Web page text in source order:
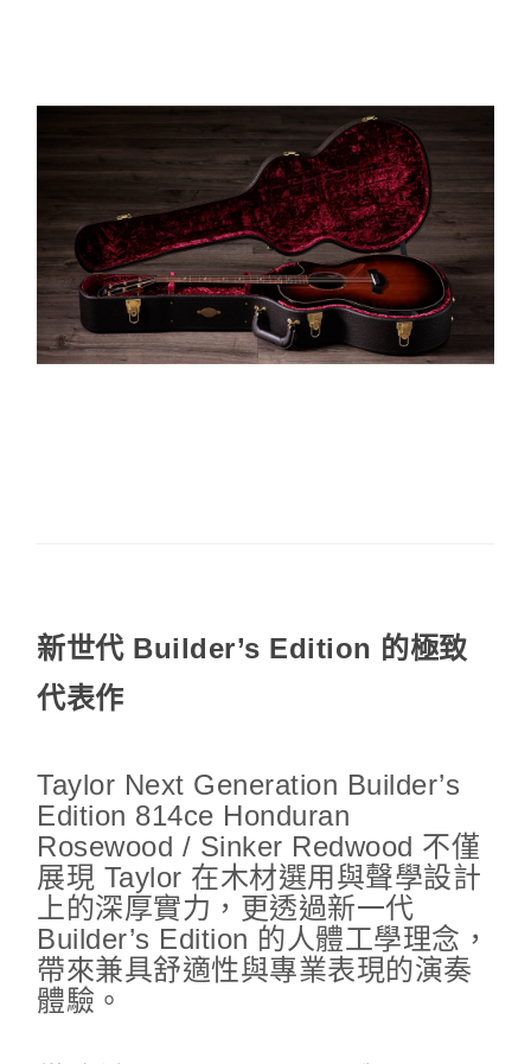
新世代 Builder’s Edition 的極致
代表作
Taylor Next Generation Builder’s
Edition 814ce Honduran
Rosewood / Sinker Redwood 不僅
展現 Taylor 在木材選用與聲學設計
上的深厚實力，更透過新一代
Builder’s Edition 的人體工學理念，
帶來兼具舒適性與專業表現的演奏
體驗。